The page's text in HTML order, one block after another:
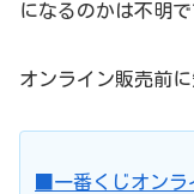
になるのかは不明で
オンライン販売前
■一番くじオン